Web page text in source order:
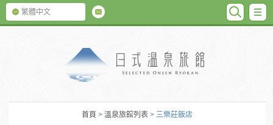
繁體中文
首頁 > 溫泉旅館列表 > 三樂莊飯店